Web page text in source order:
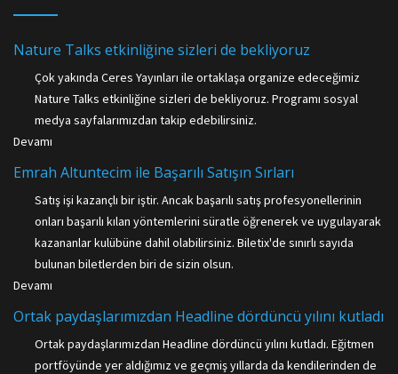
Nature Talks etkinliğine sizleri de bekliyoruz
Çok yakında Ceres Yayınları ile ortaklaşa organize edeceğimiz
Nature Talks etkinliğine sizleri de bekliyoruz. Programı sosyal
medya sayfalarımızdan takip edebilirsiniz.
Devamı
Emrah Altuntecim ile Başarılı Satışın Sırları
Satış işi kazançlı bir iştir. Ancak başarılı satış profesyonellerinin
onları başarılı kılan yöntemlerini süratle öğrenerek ve uygulayarak
kazananlar kulübüne dahil olabilirsiniz. Biletix'de sınırlı sayıda
bulunan biletlerden biri de sizin olsun.
Devamı
Ortak paydaşlarımızdan Headline dördüncü yılını kutladı
Ortak paydaşlarımızdan Headline dördüncü yılını kutladı. Eğitmen
portföyünde yer aldığımız ve geçmiş yıllarda da kendilerinden de